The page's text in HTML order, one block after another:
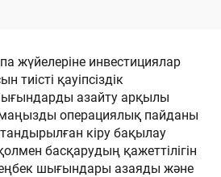
турникет,
L1500×W150×H980 мм,
304 маркалы шойын
және акрил, қосымша
қауіпсіздік үшін
тапсырыс бойынша
жоғарғы бөлігі
жүйелеріне инвестициялар
тиісті қауіпсіздік
азайту арқылы
маңызды операциялық пайданы
кіру бақылау
басқарудың қажеттілігін
шығындары азаяды және